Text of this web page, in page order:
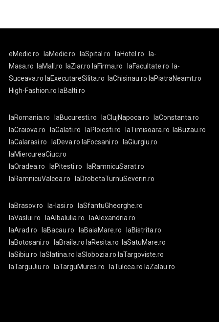
eMedic.ro laMedic.ro laSpital.ro laHotel.ro
la-
Masa.ro
laMall.ro laZiar.ro laFirma.ro laFacultate.ro
la-
Suceava.ro laExecutareSilita.ro laChisinau.ro laPiatraNeamt.ro
High-Fashion.ro laBalti.ro
laRomania.ro laBucuresti.ro laClujNapoca.ro
laConstanta.ro
laCraiova.ro
laGalati.ro laPloiesti.ro laTimisoara.ro
laBuzau.ro
laCalarasi.ro
laDeva.ro laFocsani.ro
laGiurgiu.ro
laMiercureaCiuc.ro
laOradea.ro
laPitesti.ro
laRamnicuSarat.ro
laRamnicuValcea.ro
laDrobetaTurnuSeverin.ro
laBrasov.ro la-Iasi.ro
laSfantuGheorghe.ro
laVaslui.ro
laAlbaIulia.ro
laAlexandria.ro
laArad.ro
laBacau.ro laBaiaMare.ro
laBistrita.ro
laBotosani.ro
laBraila.ro laResita.ro
laSatuMare.ro
laSibiu.ro
laSlatina.ro laSlobozia.ro laTargoviste.ro
laTarguJiu.ro
laTarguMures.ro laTulcea.ro laZalau.ro